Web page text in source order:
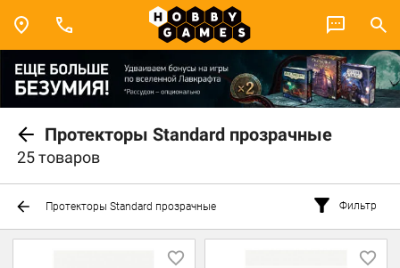
Протекторы Standard прозрачные
25 товаров
Протекторы Standard прозрачные Фильтр